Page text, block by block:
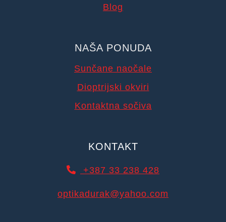
Blog
NAŠA PONUDA
Sunčane naočale
Dioptrijski okviri
Kontaktna sočiva
KONTAKT
+387 33 238 428
optikadurak@yahoo.com